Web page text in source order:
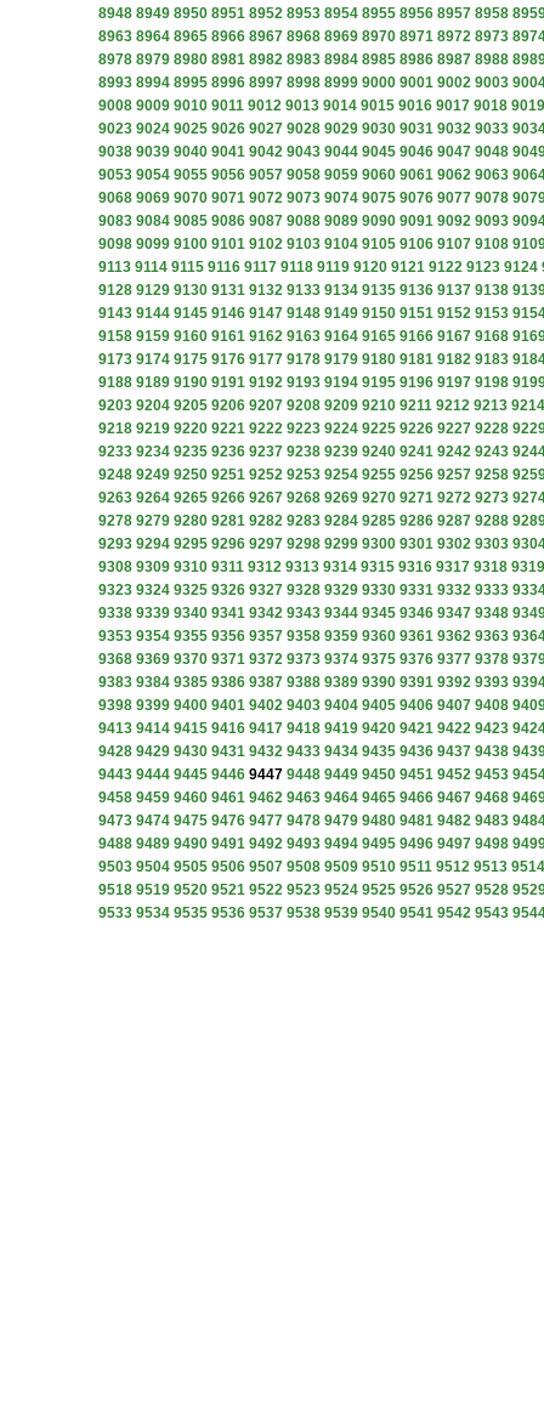
8948 8949 8950 8951 8952 8953 8954 8955 8956 8957 8958
8963 8964 8965 8966 8967 8968 8969 8970 8971 8972 8973
8978 8979 8980 8981 8982 8983 8984 8985 8986 8987 8988
8993 8994 8995 8996 8997 8998 8999 9000 9001 9002 9003
9008 9009 9010 9011 9012 9013 9014 9015 9016 9017 9018 9019
9023 9024 9025 9026 9027 9028 9029 9030 9031 9032 9033
9038 9039 9040 9041 9042 9043 9044 9045 9046 9047 9048
9053 9054 9055 9056 9057 9058 9059 9060 9061 9062 9063
9068 9069 9070 9071 9072 9073 9074 9075 9076 9077 9078
9083 9084 9085 9086 9087 9088 9089 9090 9091 9092 9093
9098 9099 9100 9101 9102 9103 9104 9105 9106 9107 9108
9113 9114 9115 9116 9117 9118 9119 9120 9121 9122 9123 9124
9128 9129 9130 9131 9132 9133 9134 9135 9136 9137 9138
9143 9144 9145 9146 9147 9148 9149 9150 9151 9152 9153
9158 9159 9160 9161 9162 9163 9164 9165 9166 9167 9168
9173 9174 9175 9176 9177 9178 9179 9180 9181 9182 9183
9188 9189 9190 9191 9192 9193 9194 9195 9196 9197 9198
9203 9204 9205 9206 9207 9208 9209 9210 9211 9212 9213 9214
9218 9219 9220 9221 9222 9223 9224 9225 9226 9227 9228
9233 9234 9235 9236 9237 9238 9239 9240 9241 9242 9243
9248 9249 9250 9251 9252 9253 9254 9255 9256 9257 9258
9263 9264 9265 9266 9267 9268 9269 9270 9271 9272 9273
9278 9279 9280 9281 9282 9283 9284 9285 9286 9287 9288
9293 9294 9295 9296 9297 9298 9299 9300 9301 9302 9303
9308 9309 9310 9311 9312 9313 9314 9315 9316 9317 9318 9319
9323 9324 9325 9326 9327 9328 9329 9330 9331 9332 9333
9338 9339 9340 9341 9342 9343 9344 9345 9346 9347 9348
9353 9354 9355 9356 9357 9358 9359 9360 9361 9362 9363
9368 9369 9370 9371 9372 9373 9374 9375 9376 9377 9378
9383 9384 9385 9386 9387 9388 9389 9390 9391 9392 9393
9398 9399 9400 9401 9402 9403 9404 9405 9406 9407 9408
9413 9414 9415 9416 9417 9418 9419 9420 9421 9422 9423
9428 9429 9430 9431 9432 9433 9434 9435 9436 9437 9438
9443 9444 9445 9446 9447 9448 9449 9450 9451 9452 9453
9458 9459 9460 9461 9462 9463 9464 9465 9466 9467 9468
9473 9474 9475 9476 9477 9478 9479 9480 9481 9482 9483
9488 9489 9490 9491 9492 9493 9494 9495 9496 9497 9498
9503 9504 9505 9506 9507 9508 9509 9510 9511 9512 9513 9514
9518 9519 9520 9521 9522 9523 9524 9525 9526 9527 9528
9533 9534 9535 9536 9537 9538 9539 9540 9541 9542 9543